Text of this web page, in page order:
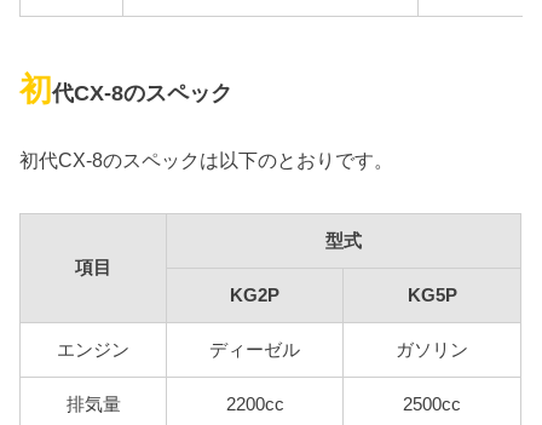
初代CX-8のスペック
初代CX-8のスペックは以下のとおりです。
項目
型式
KG2P KG5P
エンジン ディーゼル ガソリン
排気量 2200cc 2500cc